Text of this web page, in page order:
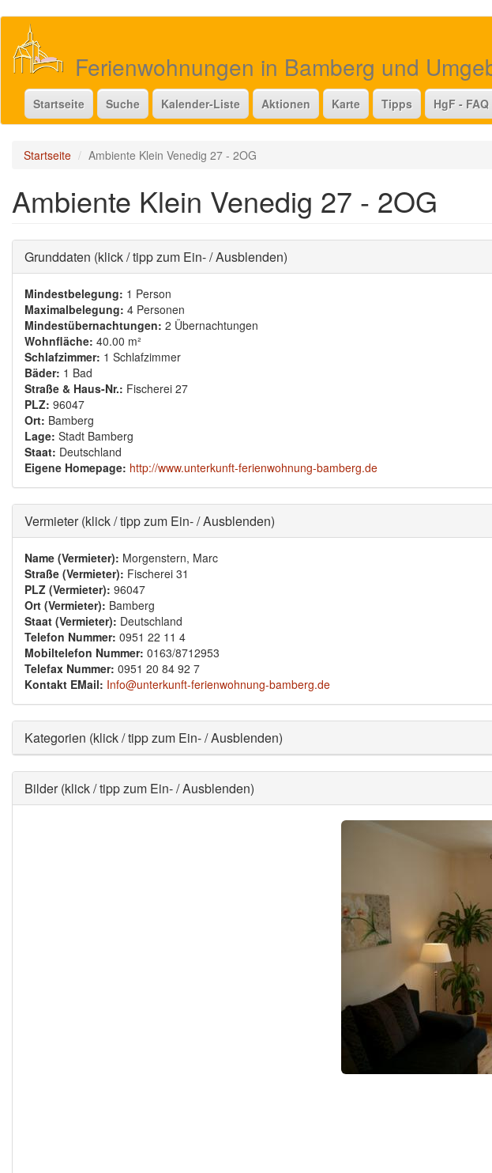
Direkt
Inhalt
Ferienwohnungen in Bamberg und
Startseite Suche Kalender-Liste Aktionen Karte Tipps HgF - FAQ
Startseite Ambiente Klein Venedig 27 - 2OG
Ambiente Klein Venedig 27 - 2OG
Ausblenden
Grunddaten (klick / tipp zum Ein- / Ausblenden)
Mindestbelegung: 1 Person
Maximalbelegung: 4 Personen
Mindestübernachtungen: 2 Übernachtungen
Wohnfläche: 40.00 m²
Schlafzimmer: 1 Schlafzimmer
Bäder: 1 Bad
Straße & Haus-Nr.: Fischerei 27
PLZ: 96047
Ort: Bamberg
Lage: Stadt Bamberg
Staat: Deutschland
Eigene Homepage: http://www.unterkunft-ferienwohnung-bamberg.de
Ausblenden
Vermieter (klick / tipp zum Ein- / Ausblenden)
Name (Vermieter): Morgenstern, Marc
Straße (Vermieter): Fischerei 31
PLZ (Vermieter): 96047
Ort (Vermieter): Bamberg
Staat (Vermieter): Deutschland
Telefon Nummer: 0951 22 11 4
Mobiltelefon Nummer: 0163/8712953
Telefax Nummer: 0951 20 84 92 7
Kontakt EMail: Info@unterkunft-ferienwohnung-bamberg.de
Ausblenden
Kategorien (klick / tipp zum Ein- / Ausblenden)
Ausblenden
Bilder (klick / tipp zum Ein- / Ausblenden)